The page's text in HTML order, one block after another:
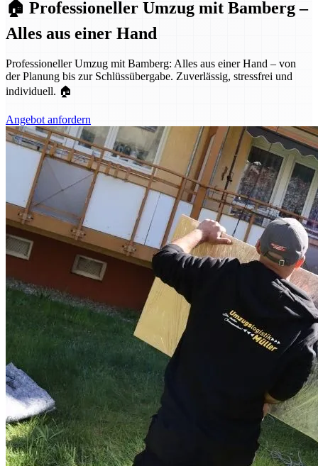
🏠 Professioneller Umzug mit Bamberg –
Alles aus einer Hand
Professioneller Umzug mit Bamberg: Alles aus einer Hand – von
der Planung bis zur Schlüssübergabe. Zuverlässig, stressfrei und
individuell. 🏠
Angebot anfordern